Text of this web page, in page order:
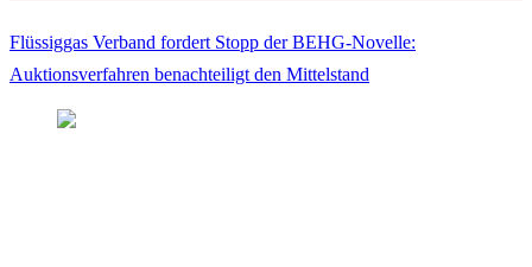
Flüssiggas Verband fordert Stopp der BEHG-Novelle:
Auktionsverfahren benachteiligt den Mittelstand